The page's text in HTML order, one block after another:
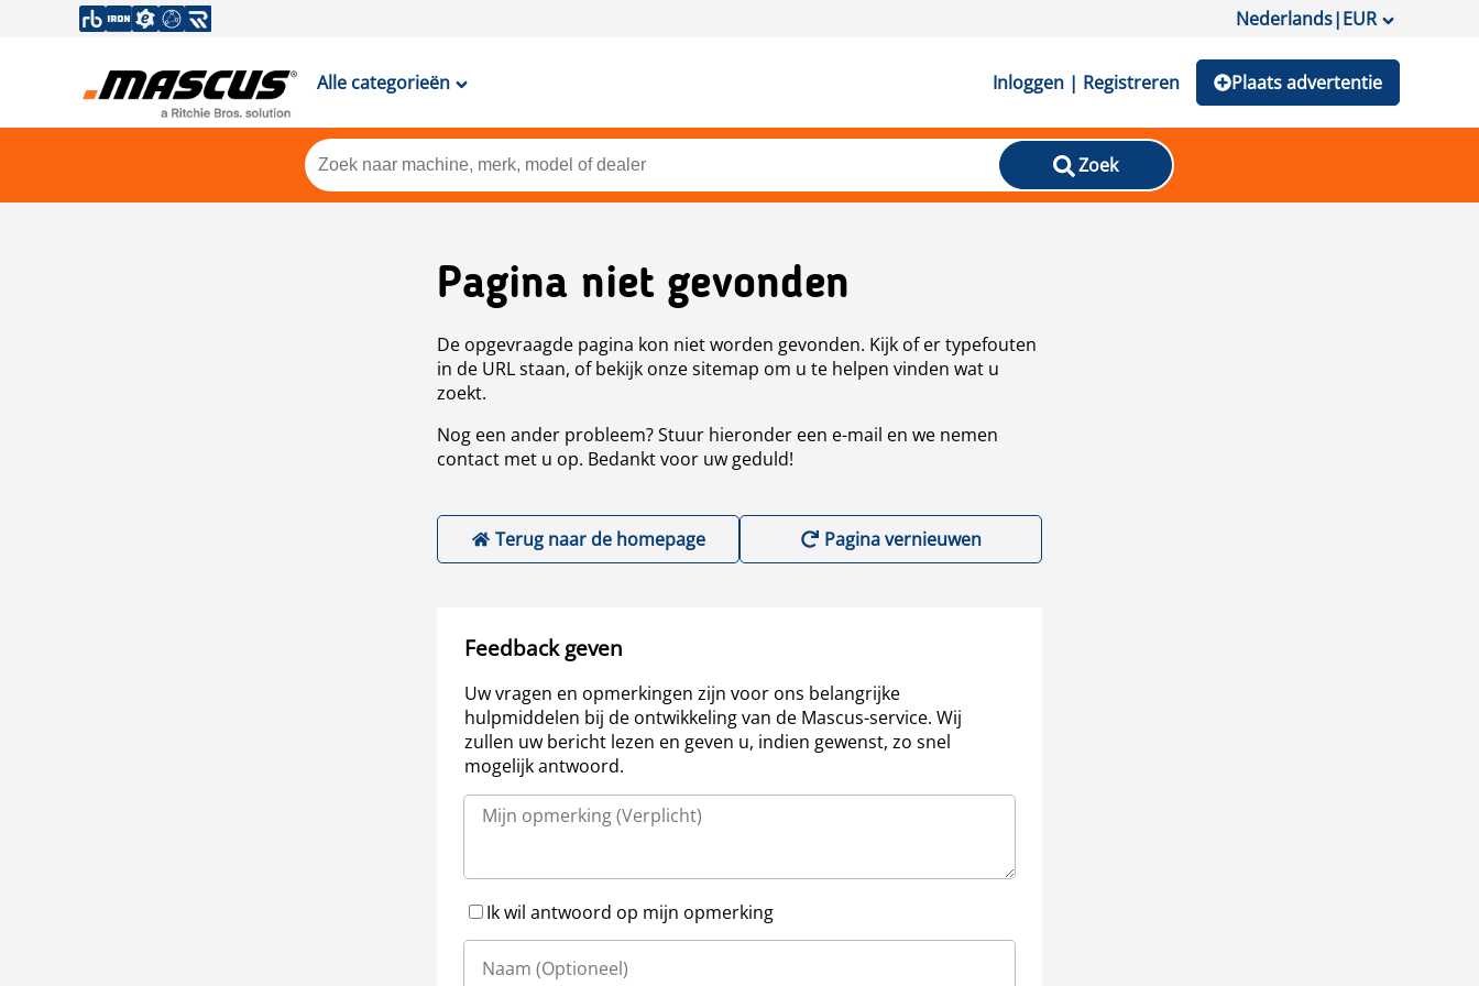
Nederlands|EUR
Alle categorieën Inloggen | Registreren Plaats advertentie
Zoek
Pagina niet gevonden
De opgevraagde pagina kon niet worden gevonden. Kijk of er typefouten
in de URL staan, of bekijk onze sitemap om u te helpen vinden wat u
zoekt.
Nog een ander probleem? Stuur hieronder een e-mail en we nemen
contact met u op. Bedankt voor uw geduld!
Terug naar de homepage Pagina vernieuwen
Feedback geven
Uw vragen en opmerkingen zijn voor ons belangrijke
hulpmiddelen bij de ontwikkeling van de Mascus-service. Wij
zullen uw bericht lezen en geven u, indien gewenst, zo snel
mogelijk antwoord.
Ik wil antwoord op mijn opmerking